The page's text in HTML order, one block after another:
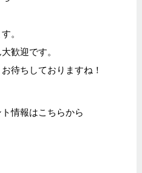
。
歓迎です。
待ちしておりますね！
情報はこちらから